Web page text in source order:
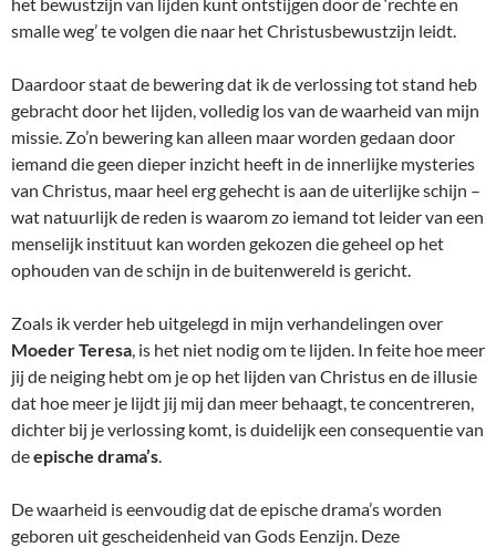
smalle weg’ te volgen die naar het Christusbewustzijn leidt.
Daardoor staat de bewering dat ik de verlossing tot stand heb
gebracht door het lijden, volledig los van de waarheid van mijn
missie. Zo’n bewering kan alleen maar worden gedaan door
iemand die geen dieper inzicht heeft in de innerlijke mysteries
van Christus, maar heel erg gehecht is aan de uiterlijke schijn –
wat natuurlijk de reden is waarom zo iemand tot leider van een
menselijk instituut kan worden gekozen die geheel op het
ophouden van de schijn in de buitenwereld is gericht.
Zoals ik verder heb uitgelegd in mijn verhandelingen over
Moeder Teresa, is het niet nodig om te lijden. In feite hoe meer
jij de neiging hebt om je op het lijden van Christus en de illusie
dat hoe meer je lijdt jij mij dan meer behaagt, te concentreren,
dichter bij je verlossing komt, is duidelijk een consequentie van
deepische drama’s.
De waarheid is eenvoudig dat de epische drama’s worden
geboren uit gescheidenheid van Gods Eenzijn. Deze